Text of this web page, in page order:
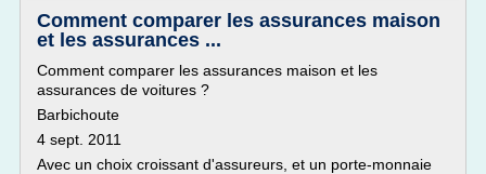
Comment comparer les assurances maison
et les assurances ...
Comment comparer les assurances maison et les
assurances de voitures ?
Barbichoute
4 sept. 2011
Avec un choix croissant d'assureurs, et un porte-monnaie